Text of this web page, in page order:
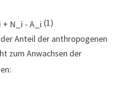
(1)
Anteil der anthropogenen
zum Anwachsen der